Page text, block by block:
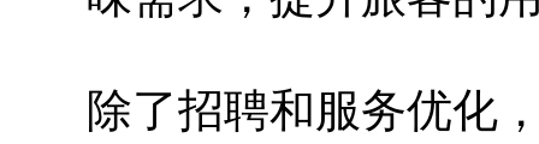
除了招聘和服务优化